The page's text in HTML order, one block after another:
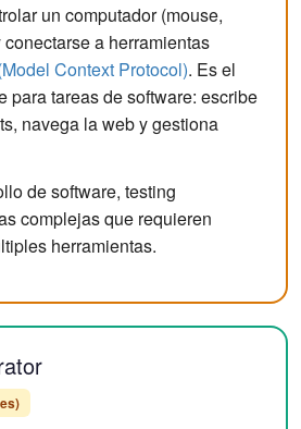
un computador (mouse,
a herramientas
Context Protocol). Es el
para tareas de software: escribe
navega la web y gestiona
de software, testing
complejas que requieren
herramientas.